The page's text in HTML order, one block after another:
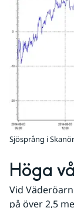
Sjösprång i Skanör
Höga
Vid
på över 2,5